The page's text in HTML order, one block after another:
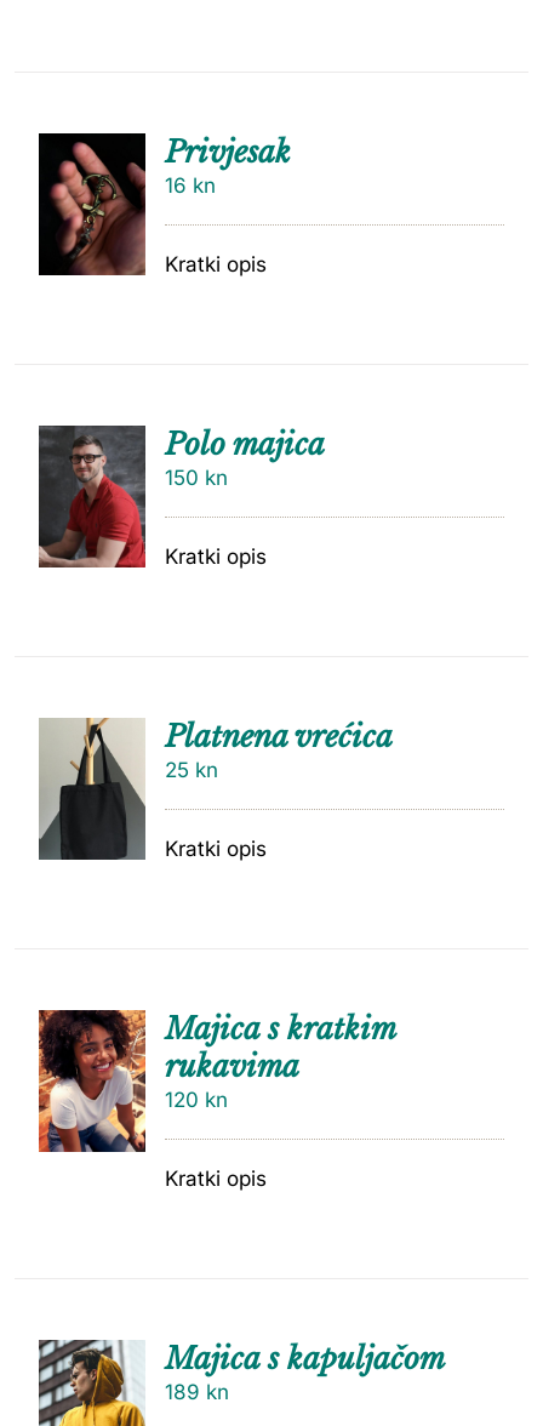
DODAJ
U
KOŠARI
CU
Privjesak
16 kn
Kratki opis
DODAJ
U
KOŠARI
Polo majica
150 kn
Kratki opis
DODAJ
Platnena vrećica
25 kn
Kratki opis
DODAJ
U
CU
Majica s kratkim
rukavima
120 kn
Kratki opis
U
KOŠARI
Majica s kapuljačom
189 kn